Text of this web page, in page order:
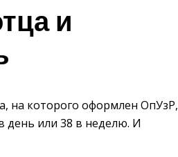
и
на которого оформлен ОпУзР,
день или 38 в неделю. И